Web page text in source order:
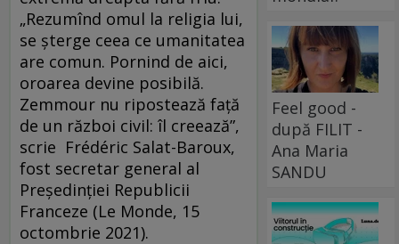
„Rezumînd omul la religia lui,
se şterge ceea ce umanitatea
are comun. Pornind de aici,
oroarea devine posibilă.
Zemmour nu ripostează faţă
de un război civil: îl creează”,
scrie Frédéric Salat-Baroux,
fost secretar general al
Preşedinţiei Republicii
Franceze (Le Monde, 15
octombrie 2021).
Feel good -
după FILIT -
Ana Maria
SANDU